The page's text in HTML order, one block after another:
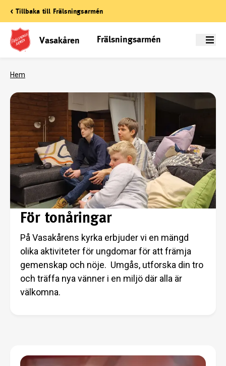
< Tillbaka till Frälsningsarmén
Vasakåren Frälsningsarmén Meny
Hem
För tonåringar
På Vasakårens kyrka erbjuder vi en mängd
olika aktiviteter för ungdomar för att främja
gemenskap och nöje. Umgås, utforska din tro
och träffa nya vänner i en miljö där alla är
välkomna.